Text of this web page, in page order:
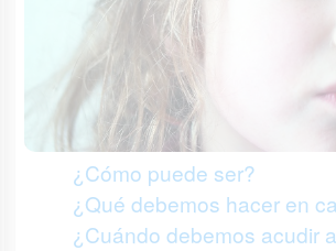
¿Cómo puede ser?
¿Qué debemos hacer en
¿Cuándo debemos acudir